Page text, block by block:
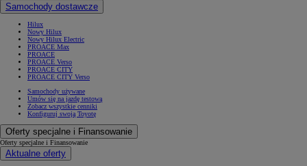
Samochody dostawcze
Hilux
Nowy Hilux
Nowy Hilux Electric
PROACE Max
PROACE
PROACE Verso
PROACE CITY
PROACE CITY Verso
Samochody używane
Umów się na jazdę testową
Zobacz wszystkie cenniki
Konfiguruj swoją Toyotę
Oferty specjalne i Finansowanie
Oferty specjalne i Finansowanie
Aktualne oferty